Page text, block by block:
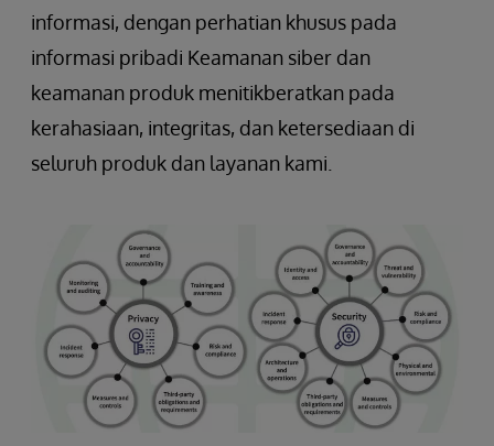
informasi, dengan perhatian khusus pada
informasi pribadi Keamanan siber dan
keamanan produk menitikberatkan pada
kerahasiaan, integritas, dan ketersediaan di
seluruh produk dan layanan kami.